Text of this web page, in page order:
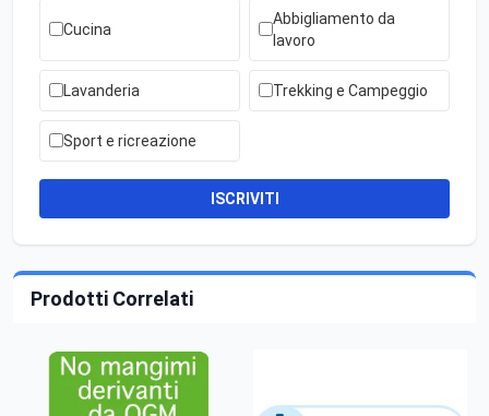
Cucina
Abbigliamento da
lavoro
Lavanderia Trekking e Campeggio
Sport e ricreazione
ISCRIVITI
Prodotti Correlati